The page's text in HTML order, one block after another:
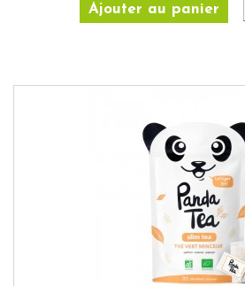
Ajouter au panier